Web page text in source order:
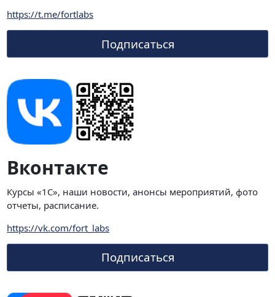
https://t.me/fortlabs
Подписаться
Вконтакте
Курсы «1С», наши новости, анонсы мероприятий, фото
отчеты, расписание.
https://vk.com/fort_labs
Подписаться